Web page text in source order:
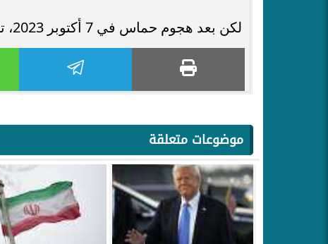
لكن بعد هجوم حماس في 7 أكتوبر 2023، تراجع هذا الجدل إلى حد كبير.
موضوعات متعلقة